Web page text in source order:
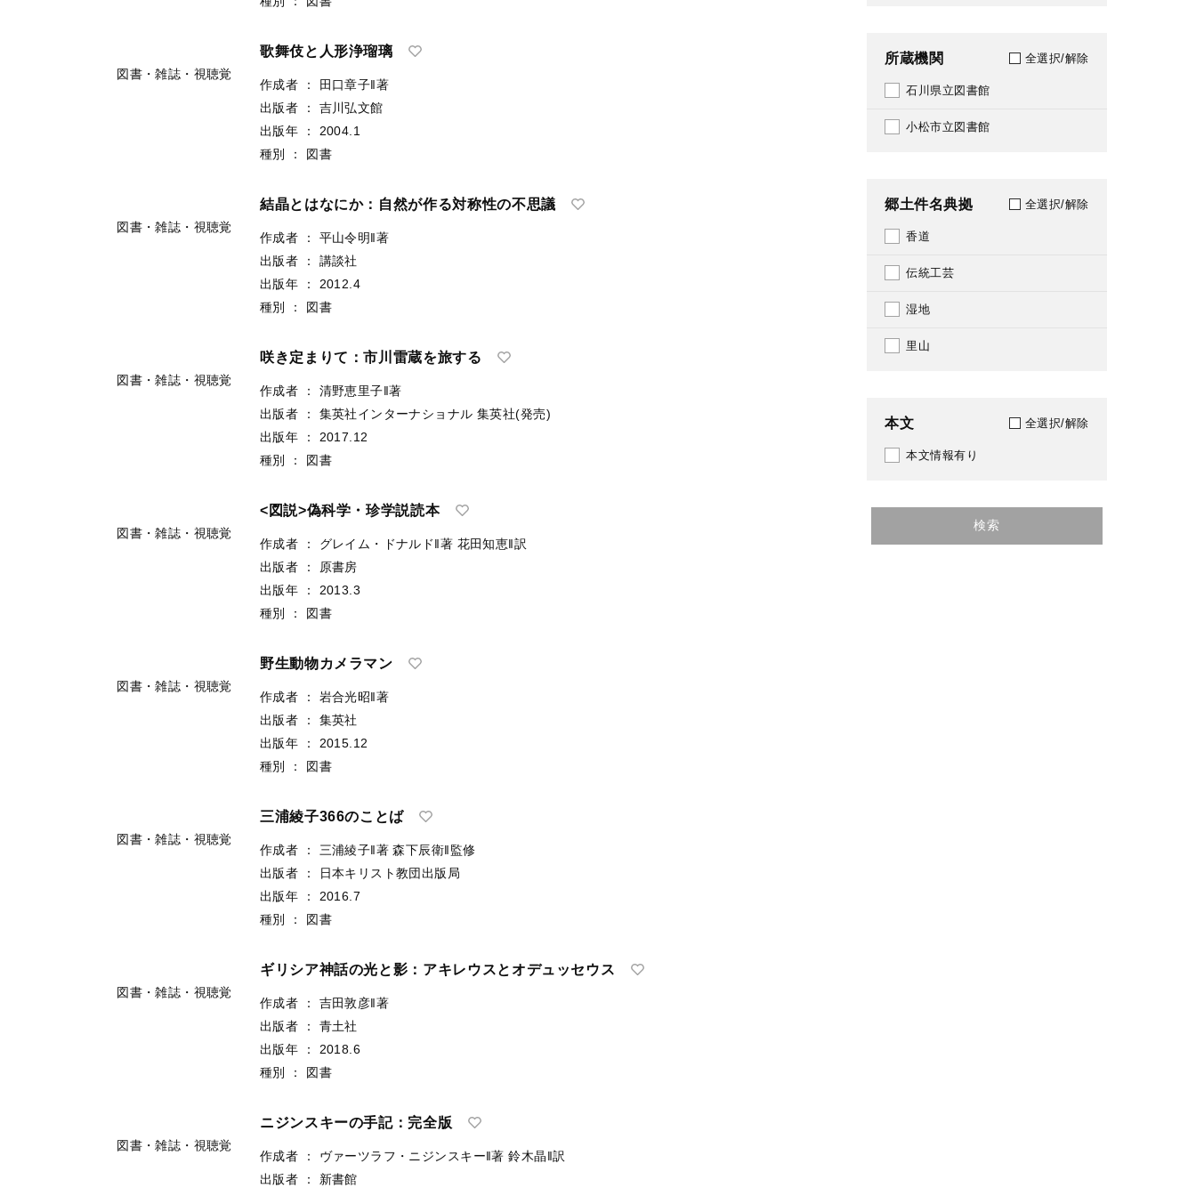
図書・雑誌・視聴覚
歌舞伎と人形浄瑠璃
作成者 ：
田口章子‖著
出版者
：
吉川弘文館
出版年
：
2004.1
種別
： 図書
図書・雑誌・視聴覚
結晶とはなにか：自然が作る対称性の不思議
作成者 ：
平山令明‖著
出版者
：
講談社
出版年
：
2012.4
種別
： 図書
図書・雑誌・視聴覚
咲き定まりて：市川雷蔵を旅する
作成者 ：
清野恵里子‖著
出版者
： 集英社インターナショナル 集英社(発売)
出版年
：
2017.12
種別
： 図書
図書・雑誌・視聴覚
<図説>偽科学・珍学説読本
作成者 ： グレイム・ドナルド‖著 花田知恵‖訳
出版者
：
原書房
出版年
：
2013.3
種別
： 図書
図書・雑誌・視聴覚
野生動物カメラマン
作成者 ：
岩合光昭‖著
出版者
：
集英社
出版年
：
2015.12
種別
： 図書
図書・雑誌・視聴覚
三浦綾子366のことば
作成者 ： 三浦綾子‖著 森下辰衛‖監修
出版者
：
日本キリスト教団出版局
出版年
：
2016.7
種別
： 図書
図書・雑誌・視聴覚
ギリシア神話の光と影：アキレウスとオデュッセウス
作成者 ：
吉田敦彦‖著
出版者
：
青土社
出版年
：
2018.6
種別
： 図書
図書・雑誌・視聴覚
ニジンスキーの手記：完全版
作成者 ： ヴァーツラフ・ニジンスキー‖著 鈴木晶‖訳
出版者
：
新書館
2026
414
421
所蔵機関 全選択/解除
石川県立図書館
小松市立図書館
郷土件名典拠 全選択/解除
香道
伝統工芸
湿地
里山
本文 全選択/解除
本文情報有り
検索